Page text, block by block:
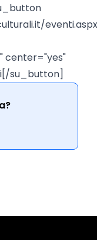
center="yes"
su_button]